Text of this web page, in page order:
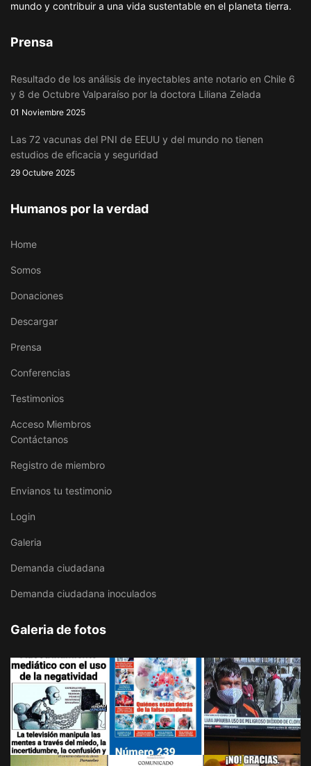
mundo y contribuir a una vida sustentable en el planeta tierra.
Prensa
Resultado de los análisis de inyectables ante notario en Chile 6
y 8 de Octubre Valparaíso por la doctora Liliana Zelada
01 Noviembre 2025
Las 72 vacunas del PNI de EEUU y del mundo no tienen
estudios de eficacia y seguridad
29 Octubre 2025
Humanos por la verdad
Home
Somos
Donaciones
Descargar
Prensa
Conferencias
Testimonios
Acceso Miembros
Contáctanos
Registro de miembro
Envianos tu testimonio
Login
Galeria
Demanda ciudadana
Demanda ciudadana inoculados
Galeria de fotos